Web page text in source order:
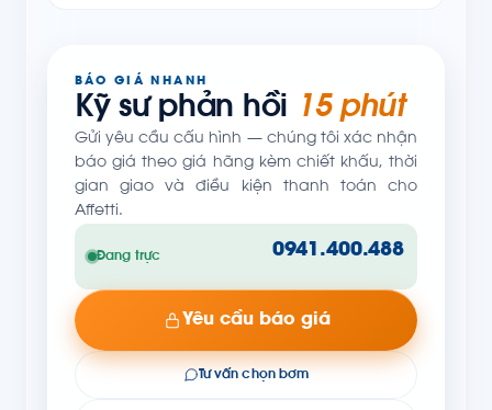
BÁO GIÁ NHANH
Kỹ sư phản hồi 15 phút
Gửi yêu cầu cấu hình — chúng tôi xác nhận
báo giá theo giá hãng kèm chiết khấu, thời
gian giao và điều kiện thanh toán cho
Affetti.
Đang trực 0941.400.488
Yêu cầu báo giá
Tư vấn chọn bơm